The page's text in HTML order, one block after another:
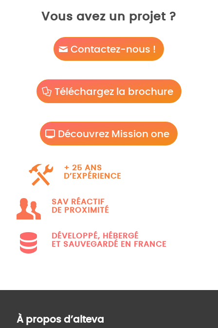
Vous avez un projet ?
Contactez-nous !
Téléchargez la brochure
Découvrez Mission one
+ 25 ANS
D’EXPÉRIENCE
SAV RÉACTIF
DE PROXIMITÉ
DÉVELOPPÉ, HÉBERGÉ
ET SAUVEGARDÉ EN FRANCE
À propos d’alteva